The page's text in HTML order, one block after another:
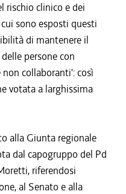
rischio clinico e dei
sono esposti questi
di mantenere il
persone con
collaboranti': così
votata a larghissima
alla Giunta regionale
dal capogruppo del Pd
riferendosi
al Senato e alla